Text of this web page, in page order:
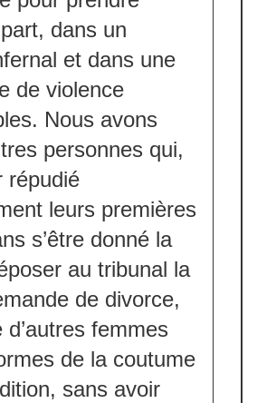
dans un
et dans une
de violence
Nous avons
personnes qui,
répudié
leurs premières
s’être donné la
au tribunal la
de divorce,
femmes
de la coutume
sans avoir